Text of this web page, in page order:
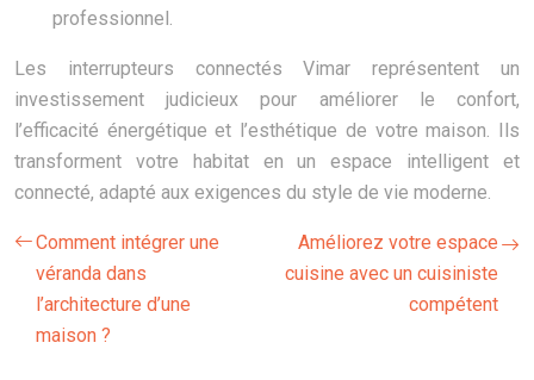
professionnel.
Les interrupteurs connectés Vimar représentent un
investissement judicieux pour améliorer le confort,
l’efficacité énergétique et l’esthétique de votre maison. Ils
transforment votre habitat en un espace intelligent et
connecté, adapté aux exigences du style de vie moderne.
Comment intégrer une
véranda dans
l’architecture d’une
maison ?
Améliorez votre espace
cuisine avec un cuisiniste
compétent